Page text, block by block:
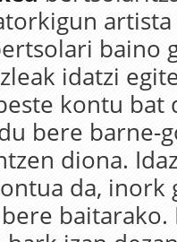
baino
idatzi
kontu bat
bere barne-
diona.
da, inork
baitarako.